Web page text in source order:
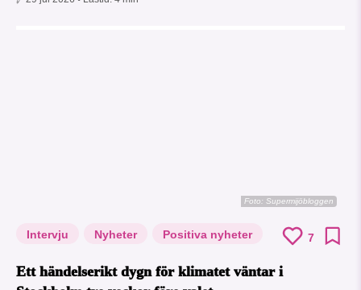
Foto: Supermijöbloggen
Intervju Nyheter Positiva nyheter 7
Ett händelserikt dygn för klimatet väntar i